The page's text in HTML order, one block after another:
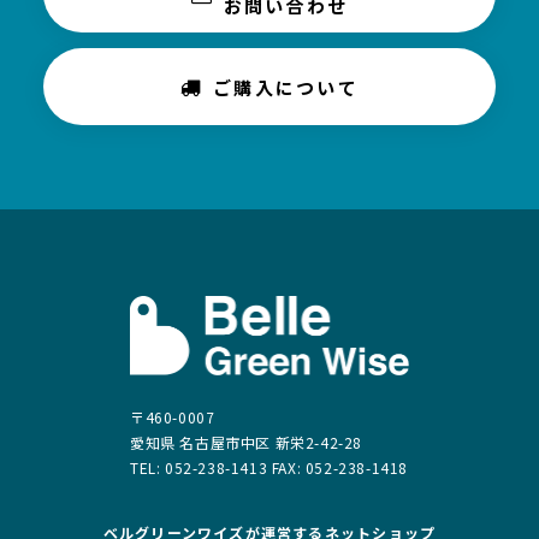
お問い合わせ
ご購入について
〒460-0007
愛知県 名古屋市中区 新栄2-42-28
TEL: 052-238-1413 FAX: 052-238-1418
ベルグリーンワイズが運営する ネットショップ